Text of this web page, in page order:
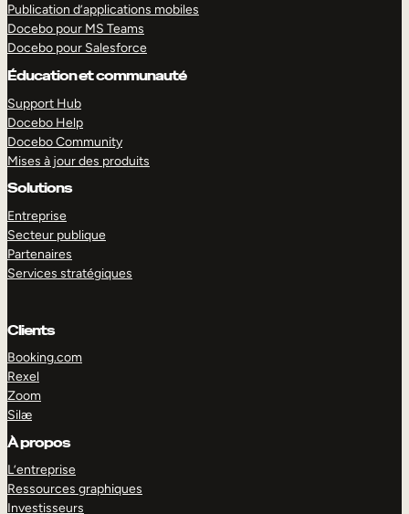
Publication d’applications mobiles
Docebo pour MS Teams
Docebo pour Salesforce
Éducation et communauté
Support Hub
Docebo Help
Docebo Community
Mises à jour des produits
Solutions
Entreprise
Secteur publique
Partenaires
Services stratégiques
Clients
Booking.com
Rexel
Zoom
Silæ
À propos
L’entreprise
Ressources graphiques
Investisseurs